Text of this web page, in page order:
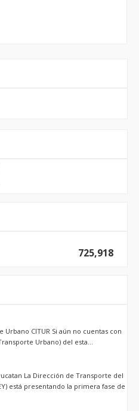
725,918
CITUR Si aún no cuentas con
Urbano) del esta...
La Dirección de Transporte del
está presentando la primera fase de